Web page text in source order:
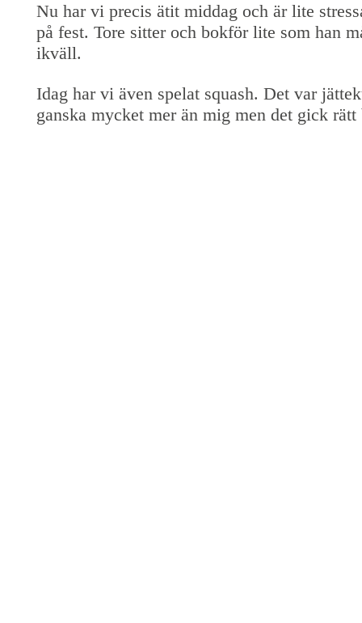
Nu har vi precis ätit middag och är lite
på fest. Tore sitter och bokför lite som han
ikväll.
Idag har vi även spelat squash. Det var
ganska mycket mer än mig men det gick